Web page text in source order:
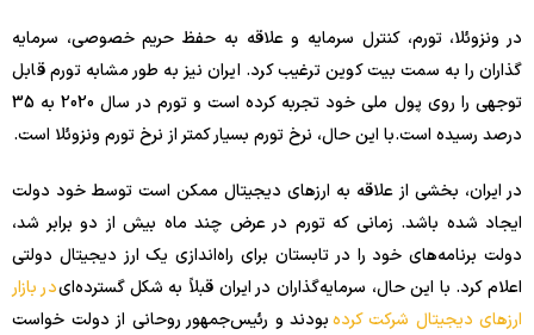
در ونزوئلا، تورم، کنترل سرمایه و علاقه به حفظ حریم خصوصی، سرمایه
گذاران را به سمت بیت کوین ترغیب کرد. ایران نیز به طور مشابه تورم قابل
توجهی را روی پول ملی خود تجربه کرده است و تورم در سال 2020 به 35
درصد رسیده است.با این حال، نرخ تورم بسیار کمتر از نرخ تورم ونزوئلا است.
در ایران، بخشی از علاقه به ارزهای دیجیتال ممکن است توسط خود دولت
ایجاد شده باشد. زمانی که تورم در عرض چند ماه بیش از دو برابر شد،
دولت برنامه‌های خود را در تابستان برای راه‌اندازی یک ارز دیجیتال دولتی
اعلام کرد. با این حال، سرمایه‌گذاران در ایران قبلاً به شکل گسترده‌ایدر بازار
ارزهای دیجیتال شرکت کردهبودند و رئیس‌جمهور روحانی از دولت خواست